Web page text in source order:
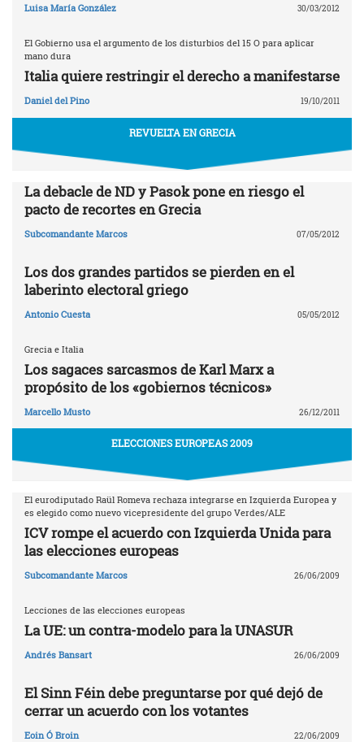
Luisa María González 30/03/2012
El Gobierno usa el argumento de los disturbios del 15 O para aplicar
mano dura
Italia quiere restringir el derecho a manifestarse
Daniel del Pino 19/10/2011
REVUELTA EN GRECIA
La debacle de ND y Pasok pone en riesgo el
pacto de recortes en Grecia
Subcomandante Marcos 07/05/2012
Los dos grandes partidos se pierden en el
laberinto electoral griego
Antonio Cuesta 05/05/2012
Grecia e Italia
Los sagaces sarcasmos de Karl Marx a
propósito de los «gobiernos técnicos»
Marcello Musto 26/12/2011
ELECCIONES EUROPEAS 2009
El eurodiputado Raül Romeva rechaza integrarse en Izquierda Europea y
es elegido como nuevo vicepresidente del grupo Verdes/ALE
ICV rompe el acuerdo con Izquierda Unida para
las elecciones europeas
Subcomandante Marcos 26/06/2009
Lecciones de las elecciones europeas
La UE: un contra-modelo para la UNASUR
Andrés Bansart 26/06/2009
El Sinn Féin debe preguntarse por qué dejó de
cerrar un acuerdo con los votantes
Eoin Ó Broin 22/06/2009